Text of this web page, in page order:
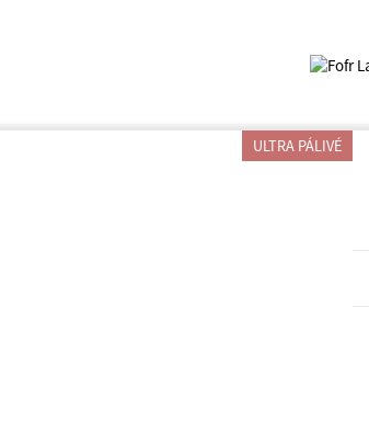
ULTRA PÁLIVÉ